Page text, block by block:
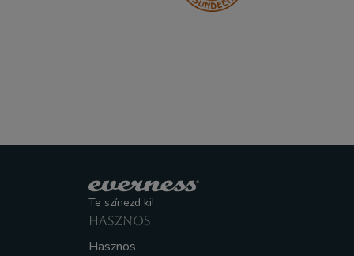
Te színezd ki!
HASZNOS
Hasznos